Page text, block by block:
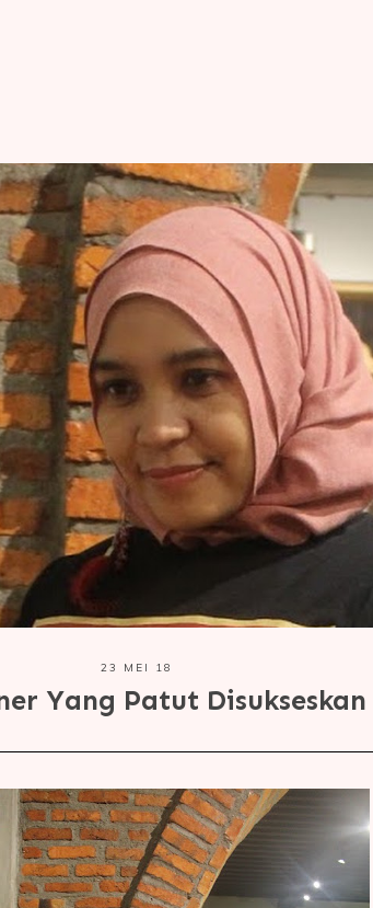
23 MEI 18
Yang Patut Disukseskan